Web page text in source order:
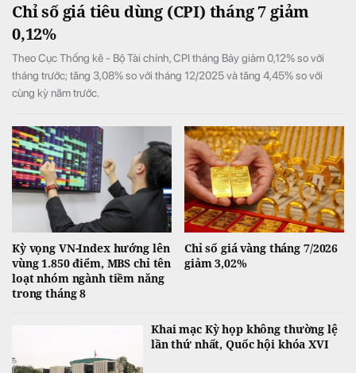
Chỉ số giá tiêu dùng (CPI) tháng 7 giảm
0,12%
Theo Cục Thống kê - Bộ Tài chính, CPI tháng Bảy giảm 0,12% so với
tháng trước; tăng 3,08% so với tháng 12/2025 và tăng 4,45% so với
cùng kỳ năm trước.
Kỳ vọng VN-Index hướng lên
vùng 1.850 điểm, MBS chỉ tên
loạt nhóm ngành tiềm năng
trong tháng 8
Chỉ số giá vàng tháng 7/2026
giảm 3,02%
Khai mạc Kỳ họp không thường lệ
lần thứ nhất, Quốc hội khóa XVI